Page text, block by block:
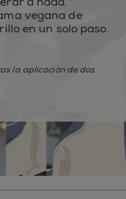
vegana de
en un solo paso.
la aplicación de dos